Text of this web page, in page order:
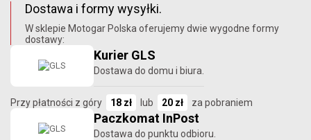
Dostawa i formy wysyłki.
W sklepie Motogar Polska oferujemy dwie wygodne formy
dostawy:
Kurier GLS
Dostawa do domu i biura.
Przy płatności z góry 18 zł lub 20 zł za pobraniem
Paczkomat InPost
Dostawa do punktu odbioru.